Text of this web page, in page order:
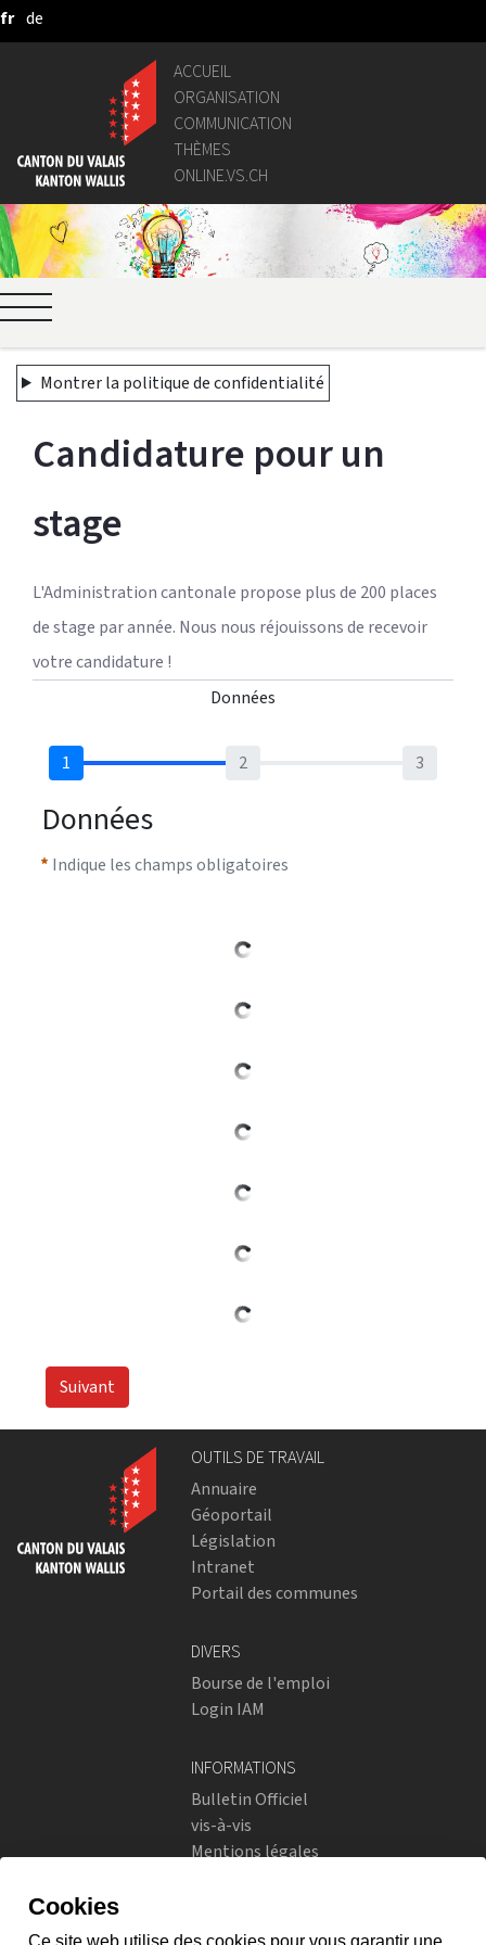
Saut au contenu principal
fr de
ACCUEIL
ORGANISATION
COMMUNICATION
THÈMES
ONLINE.VS.CH
Montrer la politique de confidentialité
Candidature pour un
stage
L'Administration cantonale propose plus de 200 places
de stage par année. Nous nous réjouissons de recevoir
votre candidature !
Données
Données
Indique les champs obligatoires
Suivant
OUTILS DE TRAVAIL
Annuaire
Géoportail
Législation
Intranet
Portail des communes
DIVERS
Bourse de l'emploi
Login IAM
INFORMATIONS
Bulletin Officiel
vis-à-vis
Mentions légales